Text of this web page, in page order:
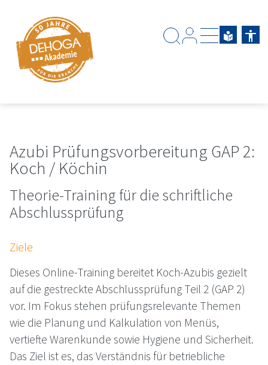
Azubi Prüfungsvorbereitung GAP 2:
Koch / Köchin
Theorie-Training für die schriftliche
Abschlussprüfung
Ziele
Dieses Online-Training bereitet Koch-Azubis gezielt
auf die gestreckte Abschlussprüfung Teil 2 (GAP 2)
vor. Im Fokus stehen prüfungsrelevante Themen
wie die Planung und Kalkulation von Menüs,
vertiefte Warenkunde sowie Hygiene und Sicherheit.
Das Ziel ist es, das Verständnis für betriebliche